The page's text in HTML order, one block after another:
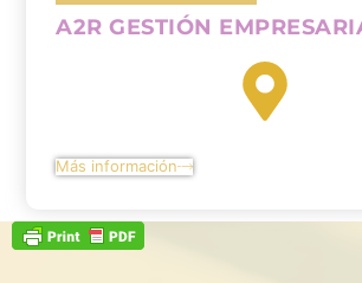
A2R GESTIÓN
Más información